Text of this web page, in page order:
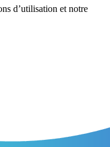
d’utilisation et notre